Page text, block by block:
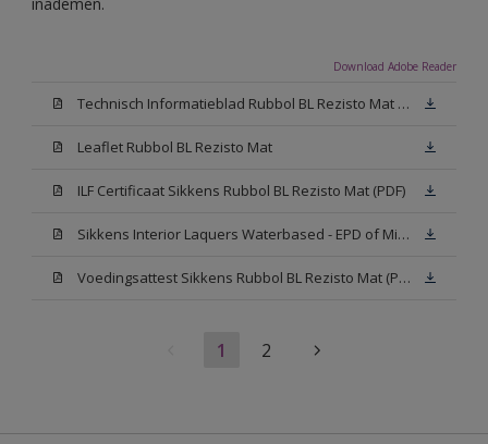
Download Adobe Reader
Technisch Informatieblad Rubbol BL Rezisto Mat (PDF)
Leaflet Rubbol BL Rezisto Mat
ILF Certificaat Sikkens Rubbol BL Rezisto Mat (PDF)
Sikkens Interior Laquers Waterbased - EPD of Milieuproductverklaring
Voedingsattest Sikkens Rubbol BL Rezisto Mat (PDF)
1 2